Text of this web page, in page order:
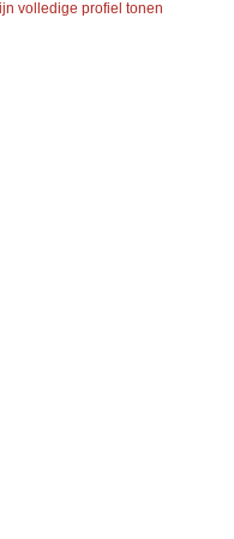
volledige profiel tonen